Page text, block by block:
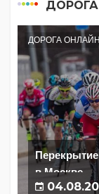
ДОРОГА ОНЛАЙН
Перекрытие
в Москве